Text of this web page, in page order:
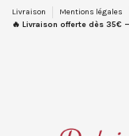
Livraison Mentions légales
🔥 Livraison offerte dès 35€